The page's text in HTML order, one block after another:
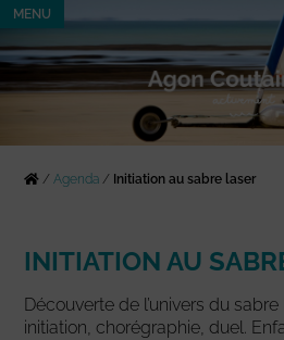
MENU
/Agenda / Initiation au sabre laser
INITIATION AU
Découverte de l’univers du
initiation, chorégraphie, duel.